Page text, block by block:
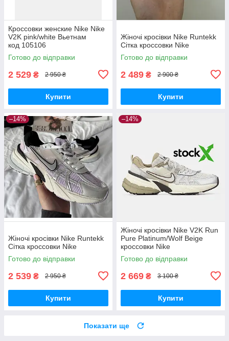
Кроссовки женские Nike Nike
V2K pink/white Вьетнам
код 105106
Готово до відправки
2 529 ₴ 2 950 ₴
Купити
Жіночі кросівки Nike Runtekk
Сітка кроссовки Nike
Готово до відправки
2 489 ₴ 2 900 ₴
Купити
–14%
Жіночі кросівки Nike Runtekk
Сітка кроссовки Nike
Готово до відправки
2 539 ₴ 2 950 ₴
Купити
–14%
Жіночі кросівки Nike V2K Run
Pure Platinum/Wolf Beige
кроссовки Nike
Готово до відправки
2 669 ₴ 3 100 ₴
Купити
Показати ще